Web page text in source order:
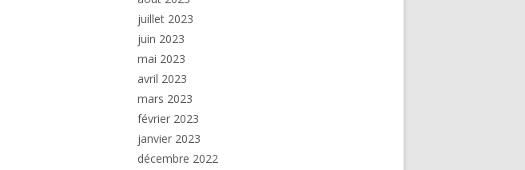
juillet 2023
juin 2023
mai 2023
avril 2023
mars 2023
février 2023
janvier 2023
décembre 2022